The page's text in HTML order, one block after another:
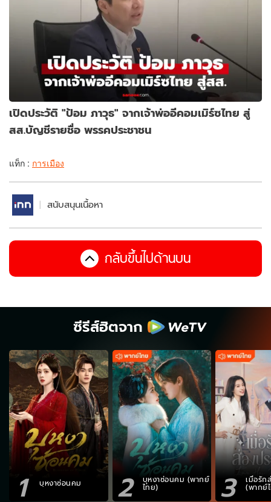
เปิดประวัติ "ป้อม ภาวุธ" จากเจ้าพ่ออีคอมเมิร์ซไทย สู่
สส.บัญชีรายชื่อ พรรคประชาชน
แท็ก : การเมือง
สนับสนุนเนื้อหา
กลับขึ้นไปด้านบน
ซีรีส์ฮิตจาก
1 บุหงาซ่อนคม 2 บุหงาซ่อนคม (พากย์
ไทย) 3 เมื่อรัก
(พากย์